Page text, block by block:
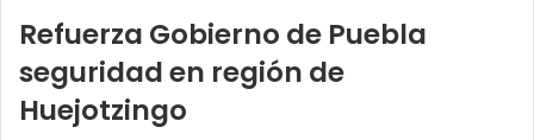
Refuerza Gobierno de Puebla
seguridad en región de
Huejotzingo